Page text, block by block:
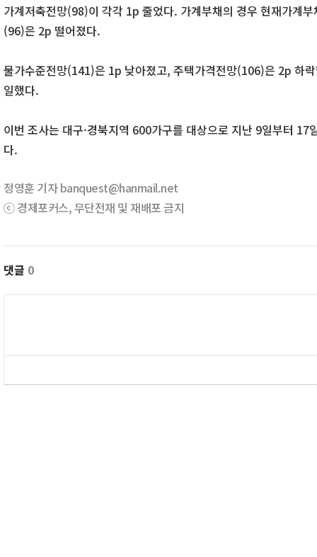
가계저축전망(98)이 각각 1p 줄었다. 가계부채의 경우 현재가계
(96)은 2p 떨어졌다.
물가수준전망(141)은 1p 낮아졌고, 주택가격전망(106)은 2p 하
일했다.
이번 조사는 대구·경북지역 600가구를 대상으로 지난 9일부터
다.
정영훈 기자 banquest@hanmail.net
ⓒ 경제포커스, 무단전재 및 재배포 금지
댓글 0